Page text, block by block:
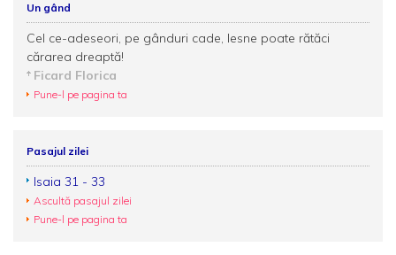
Un gând
Cel ce-adeseori, pe gânduri cade, lesne poate rătăci
cărarea dreaptă!
Ficard Florica
Pune-l pe pagina ta
Pasajul zilei
Isaia 31 - 33
Ascultă pasajul zilei
Pune-l pe pagina ta